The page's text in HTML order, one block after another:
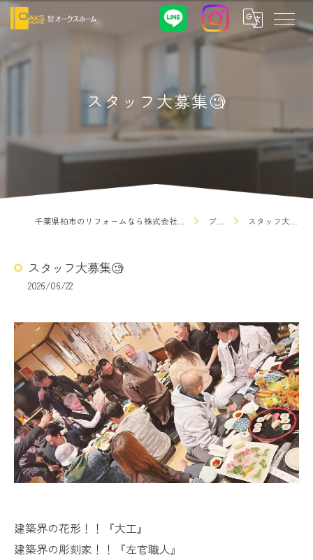
スタッフ大募集🧐
ブログ スタッフ大募集🧐
スタッフ大募集🧐
2026/06/22
建築界の花形！！『大工』
建築界の彫刻家！！『左官職人』